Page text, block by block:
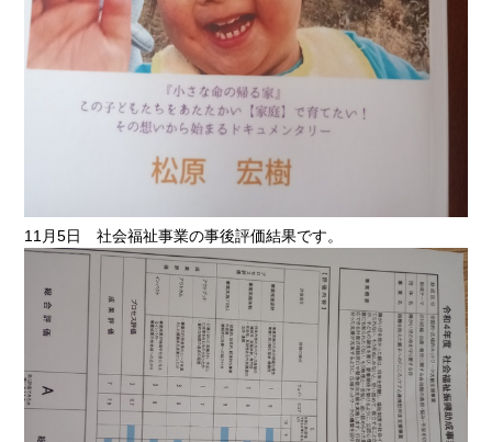
11月5日 社会福祉事業の事後評価結果です。